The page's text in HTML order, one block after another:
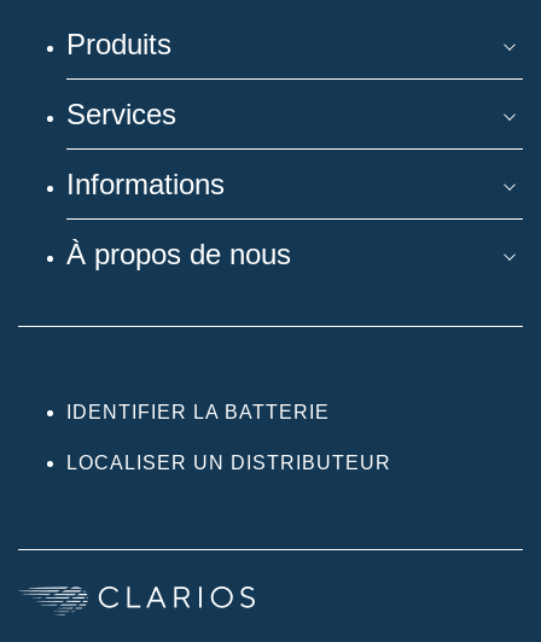
Produits
Services
Informations
À propos de nous
IDENTIFIER LA BATTERIE
LOCALISER UN DISTRIBUTEUR